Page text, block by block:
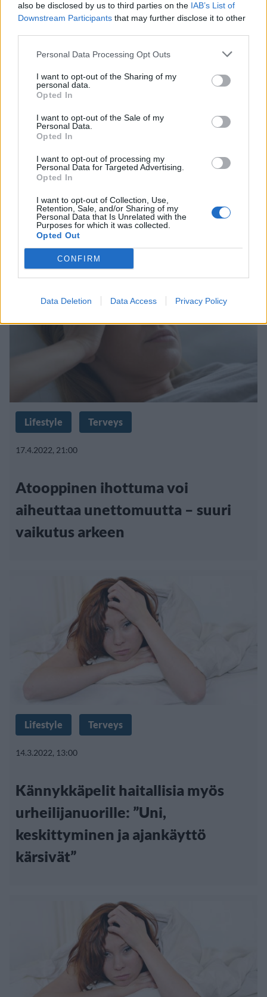
also be disclosed by us to third parties on the IAB’s List of
Downstream Participants that may further disclose it to other
Personal Data Processing Opt Outs
I want to opt-out of the Sharing of my
personal data.
Opted In
I want to opt-out of the Sale of my
Personal Data.
Opted In
I want to opt-out of processing my
Personal Data for Targeted Advertising.
Opted In
I want to opt-out of Collection, Use,
Retention, Sale, and/or Sharing of my
Personal Data that Is Unrelated with the
Purposes for which it was collected.
Opted Out
CONFIRM
Data Deletion Data Access Privacy Policy
Lifestyle
8.5.2022, 20:00
Huolestuttava tieto: Unettomuus
lisääntyy huolestuttavan nopeasti
Lifestyle Terveys
17.4.2022, 21:00
Atooppinen ihottuma voi
aiheuttaa unettomuutta – suuri
vaikutus arkeen
Lifestyle Terveys
14.3.2022, 13:00
Kännykkäpelit haitallisia myös
urheilijanuorille: ”Uni,
keskittyminen ja ajankäyttö
kärsivät”